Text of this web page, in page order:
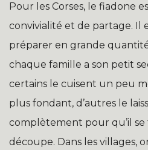
Pour les Corses, le fiadone
convivialité et de partage. Il
préparer en grande
chaque famille a son petit
certains le cuisent un peu
plus fondant, d’autres le
complètement pour qu’il se
découpe. Dans les villages,